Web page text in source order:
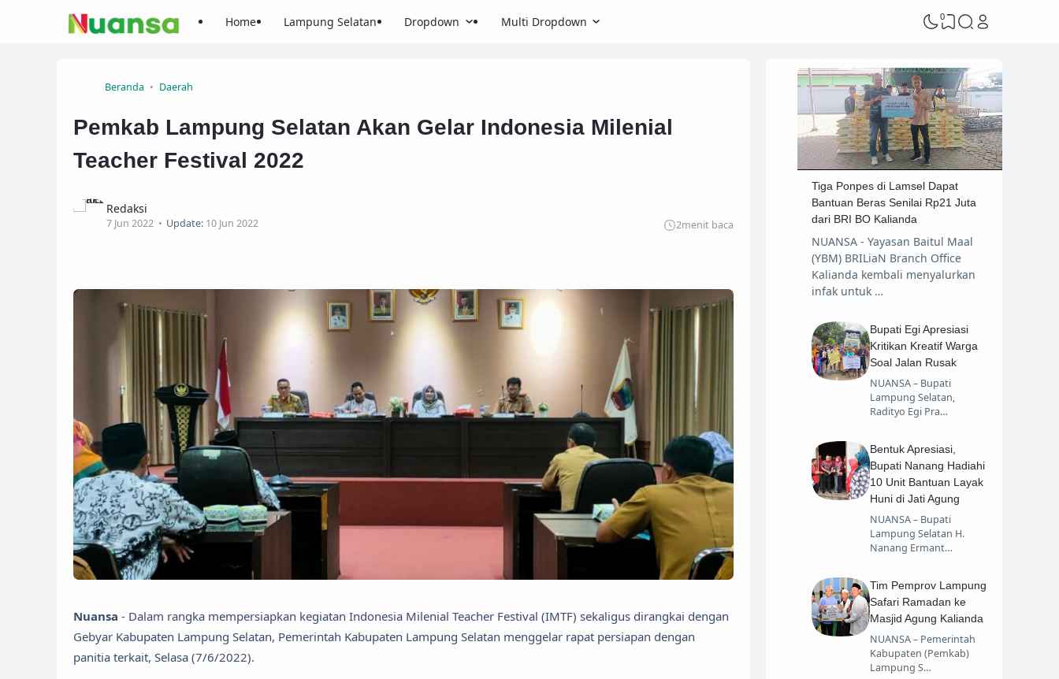
Home Lampung Selatan Dropdown Multi Dropdown 0
Beranda Daerah
Pemkab Lampung Selatan Akan Gelar Indonesia Milenial
Teacher Festival 2022
Redaksi
7 Jun 2022 Update: 10 Jun 2022 2menit baca
Nuansa - Dalam rangka mempersiapkan kegiatan Indonesia Milenial Teacher Festival (IMTF) sekaligus dirangkai dengan
Gebyar Kabupaten Lampung Selatan, Pemerintah Kabupaten Lampung Selatan menggelar rapat persiapan dengan
panitia terkait, Selasa (7/6/2022).
Tiga Ponpes di Lamsel Dapat
Bantuan Beras Senilai Rp21 Juta
dari BRI BO Kalianda
NUANSA - Yayasan Baitul Maal
(YBM) BRILiaN Branch Office
Kalianda kembali menyalurkan
infak untuk …
Bupati Egi Apresiasi
Kritikan Kreatif Warga
Soal Jalan Rusak
NUANSA – Bupati
Lampung Selatan,
Radityo Egi Pra…
Bentuk Apresiasi,
Bupati Nanang Hadiahi
10 Unit Bantuan Layak
Huni di Jati Agung
NUANSA – Bupati
Lampung Selatan H.
Nanang Ermant…
Tim Pemprov Lampung
Safari Ramadan ke
Masjid Agung Kalianda
NUANSA – Pemerintah
Kabupaten (Pemkab)
Lampung S…